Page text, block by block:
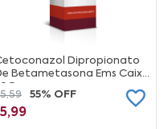
Dipropionato
Betametasona Ems Caixa
55% OFF